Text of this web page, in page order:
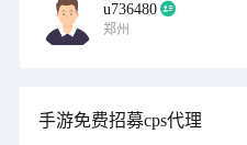
u736480
郑州
手游免费招募cps代理